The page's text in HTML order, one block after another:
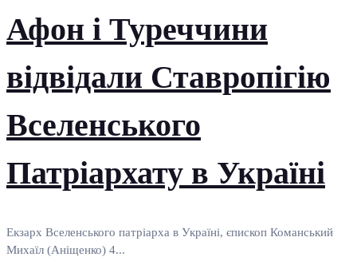
Афон і Туреччини
відвідали Ставропігію
Вселенського
Патріархату в Україні
Екзарх Вселенського патріарха в Україні, єпископ Команський
Михаїл (Аніщенко) 4...